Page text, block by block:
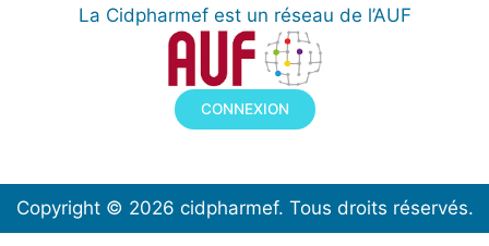
La Cidpharmef est un réseau de l’AUF
CONNEXION
Copyright © 2026 cidpharmef. Tous droits réservés.